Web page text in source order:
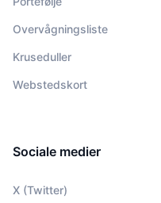
Overvågningsliste
Kruseduller
Webstedskort
Sociale medier
X (Twitter)